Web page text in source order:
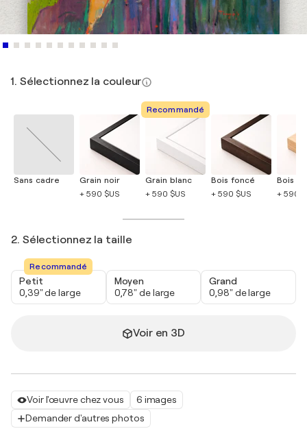
Voir l'œuvre chez vous
6 images
Demander d'autres photos
1. Sélectionnez la couleur
Sans cadre
Grain noir
+ 590 $US
Recommandé
Grain blanc
+ 590 $US
Bois foncé
+ 590 $US
Bois
+ 590
2. Sélectionnez la taille
Recommandé
Petit
0,39" de large
Moyen
0,78" de large
Grand
0,98" de large
Voir en 3D